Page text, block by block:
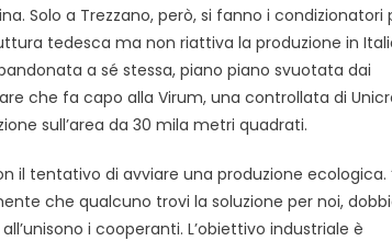
Solo a Trezzano, però, si fanno i condizionatori
tedesca ma non riattiva la produzione in
a sé stessa, piano piano svuotata dai
che fa capo alla Virum, una controllata di
sull’area da 30 mila metri quadrati.
il tentativo di avviare una produzione ecologica.
che qualcuno trovi la soluzione per noi,
i cooperanti. L’obiettivo industriale è